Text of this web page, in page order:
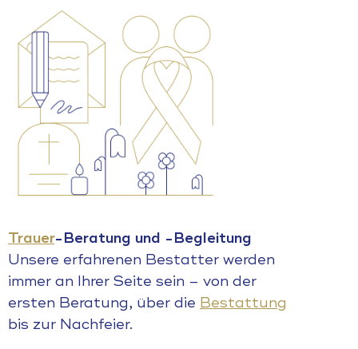
Trauer-Beratung und -Begleitung
Unsere erfahrenen Bestatter werden
immer an Ihrer Seite sein – von der
ersten Beratung, über die Bestattung
bis zur Nachfeier.